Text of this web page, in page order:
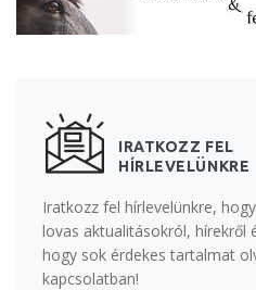
IRATKOZZ FEL
HÍRLEVELÜNKRE
Iratkozz fel hírlevelünkre,
lovas aktualitásokról, hírekről
hogy sok érdekes tartalmat
kapcsolatban!